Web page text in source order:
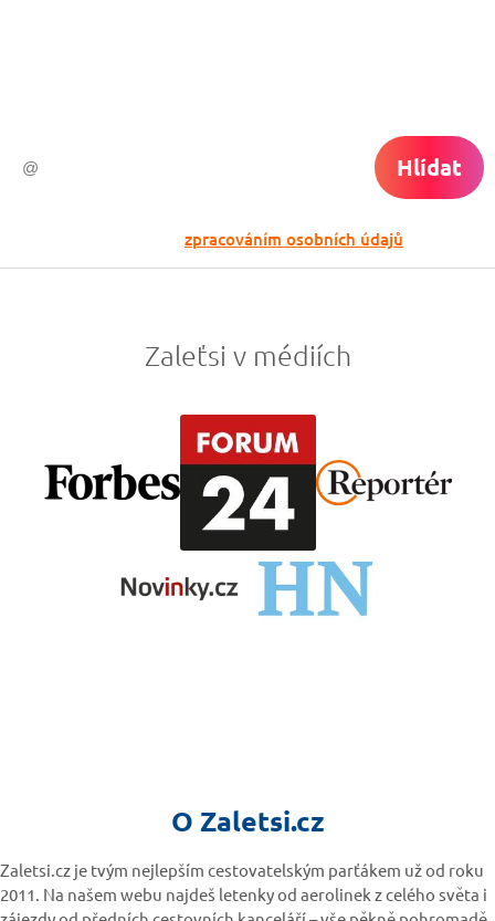
Hlídat
zpracováním osobních údajů
Zaleťsi v médiích
O Zaletsi.cz
Zaletsi.cz je tvým nejlepším cestovatelským parťákem už od roku
2011. Na našem webu najdeš letenky od aerolinek z celého světa i